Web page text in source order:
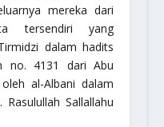
mereka dari
tersendiri yang
dalam hadits
no. 4131 dari Abu
al-Albani dalam
Sallallahu